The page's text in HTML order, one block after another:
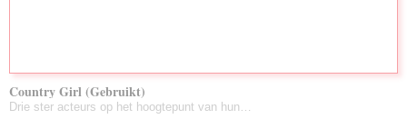
Country Girl (Gebruikt)
Drie ster acteurs op het hoogtepunt van hun…